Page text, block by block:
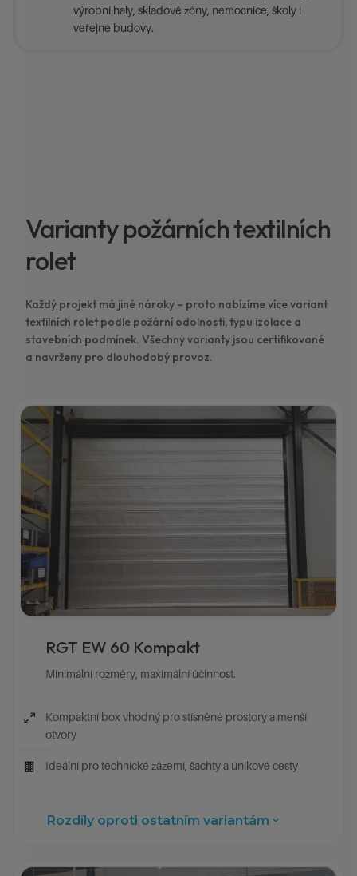
výrobní haly, skladové zóny, nemocnice, školy i
veřejné budovy.
Varianty požárních textilních
rolet
Každý projekt má jiné nároky – proto nabízíme více variant
textilních rolet podle požární odolnosti, typu izolace a
stavebních podmínek. Všechny varianty jsou certifikované
a navrženy pro dlouhodobý provoz.
RGT EW 60 Kompakt
Minimální rozměry, maximální účinnost.
Kompaktní box vhodný pro stísněné prostory a menší
otvory
Ideální pro technické zázemí, šachty a únikové cesty
Rozdíly oproti ostatním variantám